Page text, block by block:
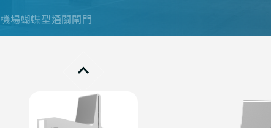
機場蝴蝶型通關閘門